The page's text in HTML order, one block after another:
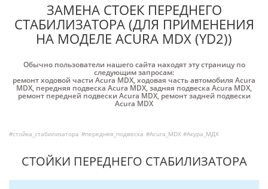
ЗАМЕНА СТОЕК ПЕРЕДНЕГО
СТАБИЛИЗАТОРА (ДЛЯ ПРИМЕНЕНИЯ
НА МОДЕЛЕ ACURA MDX (YD2))
Обычно пользователи нашего сайта находят эту страницу по
следующим запросам:
ремонт ходовой части Acura MDX,ходовая часть автомобиля Acura
MDX, передняя подвеска Acura MDX,задняя подвеска Acura MDX,
ремонт передней подвески Acura MDX, ремонт задней подвески
Acura MDX
#стойка_стабилизатора #передняя_подвеска #Acura_MDX #Акура_МДХ
СТОЙКИ ПЕРЕДНЕГО СТАБИЛИЗАТОРА